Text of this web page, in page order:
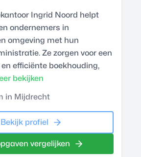
Ingrid Noord helpt
ondernemers in
omgeving met hun
Ze zorgen voor een
efficiënte boekhouding,
bekijken
in Mijdrecht
Bekijk profiel
vergelijken